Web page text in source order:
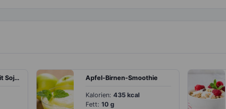
Mandelmilchshake mit Sojajoghurt, Apfel, Zimt und Haferflocken Apfel-Birnen-Smoothie
Kalorien: 435 kcal
Fett: 10 g